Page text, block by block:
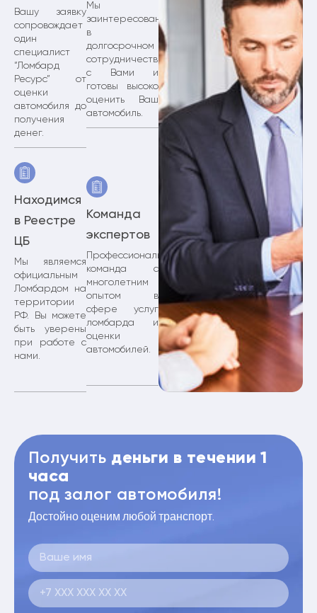
Вашу заявку
сопровождает
один
специалист
“Ломбард
Ресурс” от
оценки
автомобиля до
получения
денег.
Мы
заинтересованы
в
долгосрочном
сотрудничестве
с Вами и
готовы высоко
оценить Ваш
автомобиль.
Находимся
в Реестре
ЦБ
Мы являемся
официальным
Ломбардом на
территории
РФ. Вы можете
быть уверены
при работе с
нами.
Команда
экспертов
Профессиональная
команда с
многолетним
опытом в
сфере услуг
ломбарда и
оценки
автомобилей.
Получить деньги в течении 1
часа
под залог автомобиля!
Достойно оценим любой транспорт.